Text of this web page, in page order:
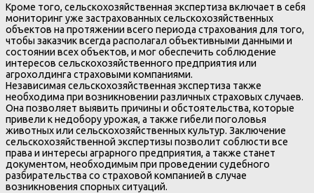
Кроме того, сельскохозяйственная экспертиза включает в себя
мониторинг уже застрахованных сельскохозяйственных
объектов на протяжении всего периода страхования для того,
чтобы заказчик всегда располагал объективными данными и
состоянии всех объектов, и мог обеспечить соблюдение
интересов сельскохозяйственного предприятия или
агрохолдинга страховыми компаниями.
Независимая сельскохозяйственная экспертиза также
необходима при возникновении различных страховых случаев.
Она позволяет выявить причины и обстоятельства, которые
привели к недобору урожая, а также гибели поголовья
животных или сельскохозяйственных культур. Заключение
сельскохозяйственной экспертизы позволит соблюсти все
права и интересы аграрного предприятия, а также станет
документом, необходимым при проведении судебного
разбирательства со страховой компанией в случае
возникновения спорных ситуаций.